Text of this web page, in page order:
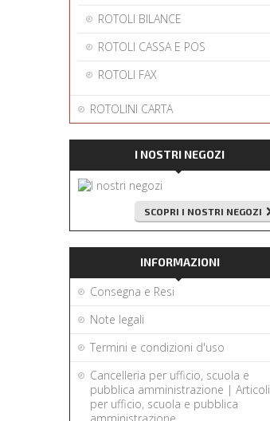
ROTOLI BILANCE
ROTOLI CASSA E POS
ROTOLI FAX
ROTOLINI CARTA
I NOSTRI NEGOZI
SCOPRI I NOSTRI NEGOZI
INFORMAZIONI
Consegna e Resi
Note legali
Termini e condizioni d'uso
Cancelleria per ufficio, scuola e
pubblica amministrazione | Articoli
per ufficio, scuola e pubblica
amministrazione